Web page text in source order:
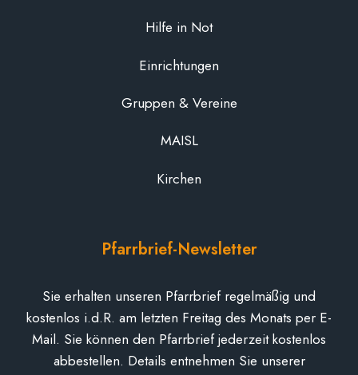
Hilfe in Not
Einrichtungen
Gruppen & Vereine
MAISL
Kirchen
Pfarrbrief-Newsletter
Sie erhalten unseren Pfarrbrief regelmäßig und
kostenlos i.d.R. am letzten Freitag des Monats per E-
Mail. Sie können den Pfarrbrief jederzeit kostenlos
abbestellen. Details entnehmen Sie unserer